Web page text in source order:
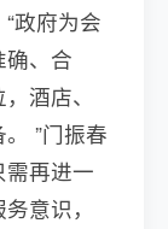
政府为会
、合
酒店、
”门振春
再进一
意识，